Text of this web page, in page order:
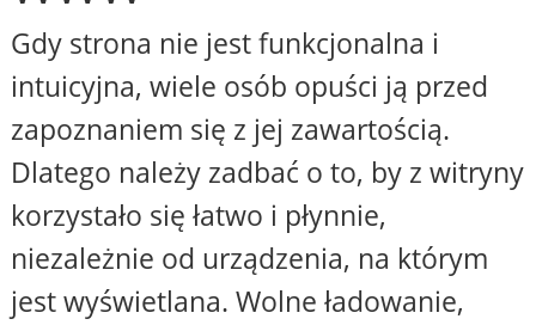
Gdy strona nie jest funkcjonalna i
intuicyjna, wiele osób opuści ją przed
zapoznaniem się z jej zawartością.
Dlatego należy zadbać o to, by z witryny
korzystało się łatwo i płynnie,
niezależnie od urządzenia, na którym
jest wyświetlana. Wolne ładowanie,